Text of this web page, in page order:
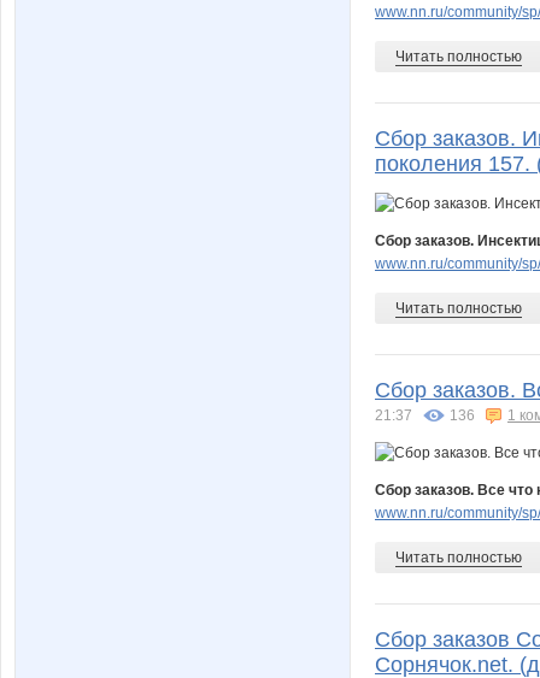
www.nn.ru/community/
Читать полностью
Сбор заказов.
поколения 157.
Сбор заказов.
www.nn.ru/community/
Читать полностью
Сбор заказов.
21:37 136 1
Сбор заказов. Все что
www.nn.ru/community/
Читать полностью
Сбор заказов
Сорнячок.net.